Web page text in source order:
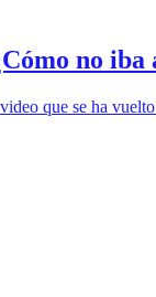
no iba
que se ha